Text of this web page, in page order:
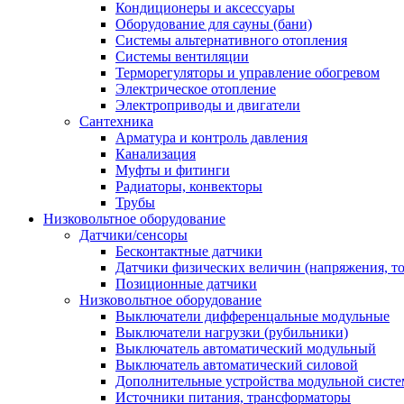
Кондиционеры и аксессуары
Оборудование для сауны (бани)
Системы альтернативного отопления
Системы вентиляции
Терморегуляторы и управление обогревом
Электрическое отопление
Электроприводы и двигатели
Сантехника
Арматура и контроль давления
Канализация
Муфты и фитинги
Радиаторы, конвекторы
Трубы
Низковольтное оборудование
Датчики/сенсоры
Бесконтактные датчики
Датчики физических величин (напряжения,
Позиционные датчики
Низковольтное оборудование
Выключатели дифференцальные модульные
Выключатели нагрузки (рубильники)
Выключатель автоматический модульный
Выключатель автоматический силовой
Дополнительные устройства модульной
Источники питания, трансформаторы